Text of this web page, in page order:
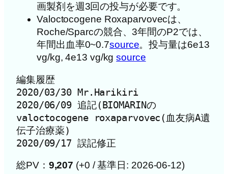
画製剤を週3回の投与が必要です。
Valoctocogene Roxaparvovecは、
Roche/Sparcの競合、3年間のP2では、
年間出血率0~0.7source。投与量は6e13
vg/kg, 4e13 vg/kgsource
編集履歴
2020/03/30 Mr.Harikiri
2020/06/09 追記(BIOMARINの
valoctocogene roxaparvovec(血友病A遺
伝子治療薬)
2020/09/17 誤記修正
総PV： 9,207 (+0 / 基準日: 2026-06-12)